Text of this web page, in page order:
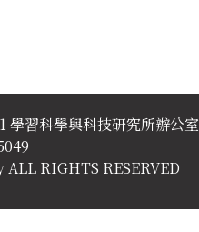
習科學與科技研究所辦公室
RIGHTS RESERVED